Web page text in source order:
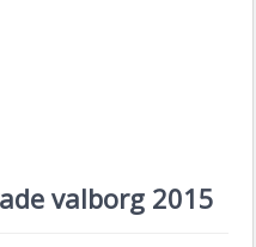
valborg 2015